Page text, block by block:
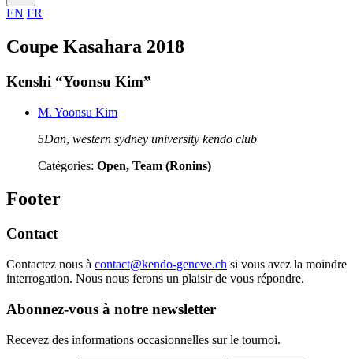
EN FR
Coupe Kasahara 2018
Kenshi “Yoonsu Kim”
M. Yoonsu Kim
5Dan, western sydney university kendo club
Catégories: Open, Team (Ronins)
Footer
Contact
Contactez nous à contact@kendo-geneve.ch si vous avez la moindre
interrogation. Nous nous ferons un plaisir de vous répondre.
Abonnez-vous à notre newsletter
Recevez des informations occasionnelles sur le tournoi.